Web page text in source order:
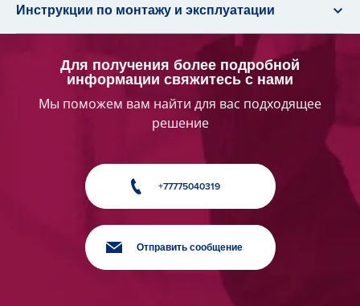
Инструкции по монтажу и эксплуатации
Для получения более подробной
информации свяжитесь с нами
Мы поможем вам найти для вас подходящее
решение
+77775040319
Отправить сообщение